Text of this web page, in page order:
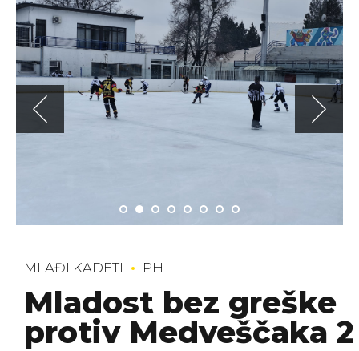
MLAĐI KADETI PH
Mladost bez greške
protiv Medveščaka 2